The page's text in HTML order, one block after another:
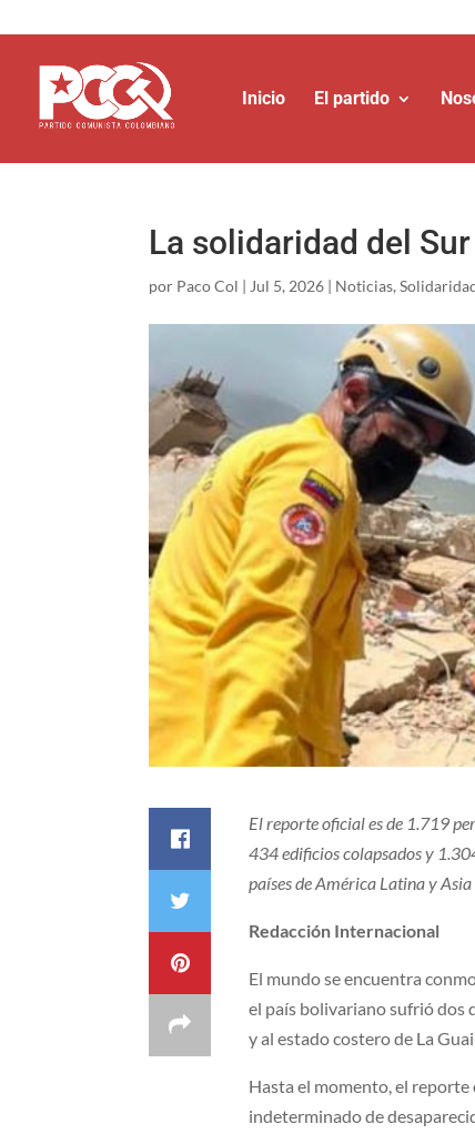
Inicio El partido
La solidaridad del Sur
por Paco Col | Jul 5, 2026 | Noticias,
El reporte oficial es de 1.719
434 edificios colapsados y
países de América Latina y
Redacción Internacional
El mundo se encuentra
el país bolivariano sufrió dos
y al estado costero de La
Hasta el momento, el reporte
indeterminado de